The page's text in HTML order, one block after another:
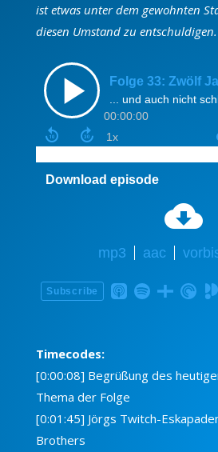
ist etwas unter dem gewohnten
diesen Umstand zu entschuldigen.
Timecodes:
[0:00:08] Begrüßung des
Thema der Folge
[0:01:45] Jörgs Twitch-
Brothers